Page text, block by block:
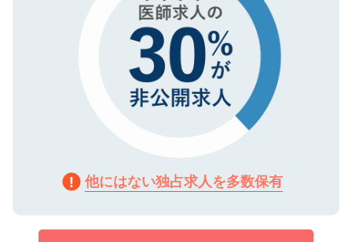
他にはない独占求人を多数保有